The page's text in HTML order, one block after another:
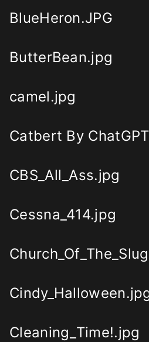
BlueHeron.JPG
ButterBean.jpg
camel.jpg
Catbert By
CBS_All_Ass.jpg
Cessna_414.jpg
Cleaning_Time!.jpg